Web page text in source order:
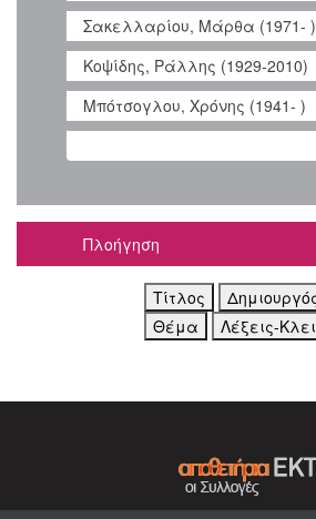
Σακελλαρίου, Μάρθα (1971- )
Κοψίδης, Ράλλης (1929-2010)
Μπότσογλου, Χρόνης (1941- )
Πλοήγηση